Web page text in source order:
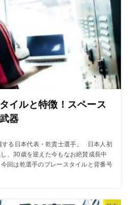
イルと特徴！スペース
器
する日本代表・乾貴士選手。 日本人初
、30歳を迎えた今もなお絶賛成長中
回は乾選手のプレースタイルと背番号